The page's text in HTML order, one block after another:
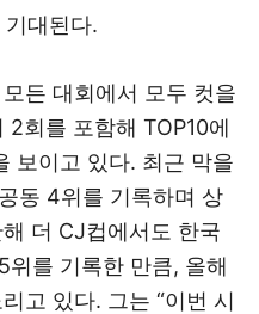
대된다.
든 대회에서 모두 컷을
2회를 포함해 TOP10에
보이고 있다. 최근 막을
동 4위를 기록하며 상
더 CJ컵에서도 한국
위를 기록한 만큼, 올해
고 있다. 그는 “이번 시